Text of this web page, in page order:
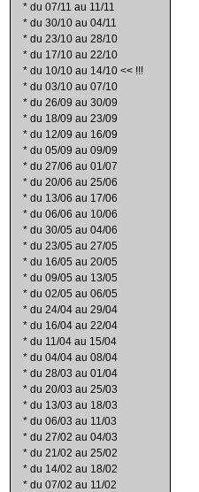
* du 07/11 au 11/11
* du 30/10 au 04/11
* du 23/10 au 28/10
* du 17/10 au 22/10
* du 10/10 au 14/10 << !!!
* du 03/10 au 07/10
* du 26/09 au 30/09
* du 18/09 au 23/09
* du 12/09 au 16/09
* du 05/09 au 09/09
* du 27/06 au 01/07
* du 20/06 au 25/06
* du 13/06 au 17/06
* du 06/06 au 10/06
* du 30/05 au 04/06
* du 23/05 au 27/05
* du 16/05 au 20/05
* du 09/05 au 13/05
* du 02/05 au 06/05
* du 24/04 au 29/04
* du 16/04 au 22/04
* du 11/04 au 15/04
* du 04/04 au 08/04
* du 28/03 au 01/04
* du 20/03 au 25/03
* du 13/03 au 18/03
* du 06/03 au 11/03
* du 27/02 au 04/03
* du 21/02 au 25/02
* du 14/02 au 18/02
* du 07/02 au 11/02